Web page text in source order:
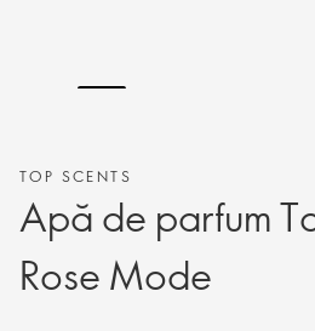
TOP SCENTS
Apă de parfum
Rose Mode